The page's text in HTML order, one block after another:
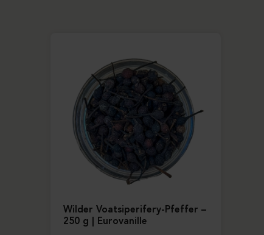
Wilder Voatsiperifery-Pfeffer –
250 g | Eurovanille